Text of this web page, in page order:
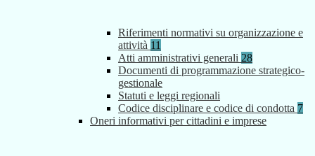
Riferimenti normativi su organizzazione e
attività 11
Atti amministrativi generali 28
Documenti di programmazione strategico-
gestionale
Statuti e leggi regionali
Codice disciplinare e codice di condotta 7
Oneri informativi per cittadini e imprese